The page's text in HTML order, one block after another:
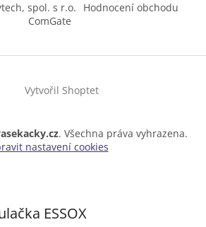
spol. s r.o.
Hodnocení obchodu
ComGate
Vytvořil Shoptet
. Všechna práva vyhrazena.
nastavení cookies
ESSOX